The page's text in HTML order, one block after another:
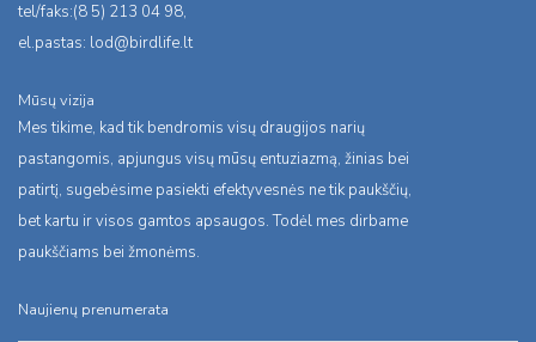
tel/faks:(8 5) 213 04 98,
el.pastas: lod@birdlife.lt
Mūsų vizija
Mes tikime, kad tik bendromis visų draugijos narių
pastangomis, apjungus visų mūsų entuziazmą, žinias bei
patirtį, sugebėsime pasiekti efektyvesnės ne tik paukščių,
bet kartu ir visos gamtos apsaugos. Todėl mes dirbame
paukščiams bei žmonėms.
Naujienų prenumerata